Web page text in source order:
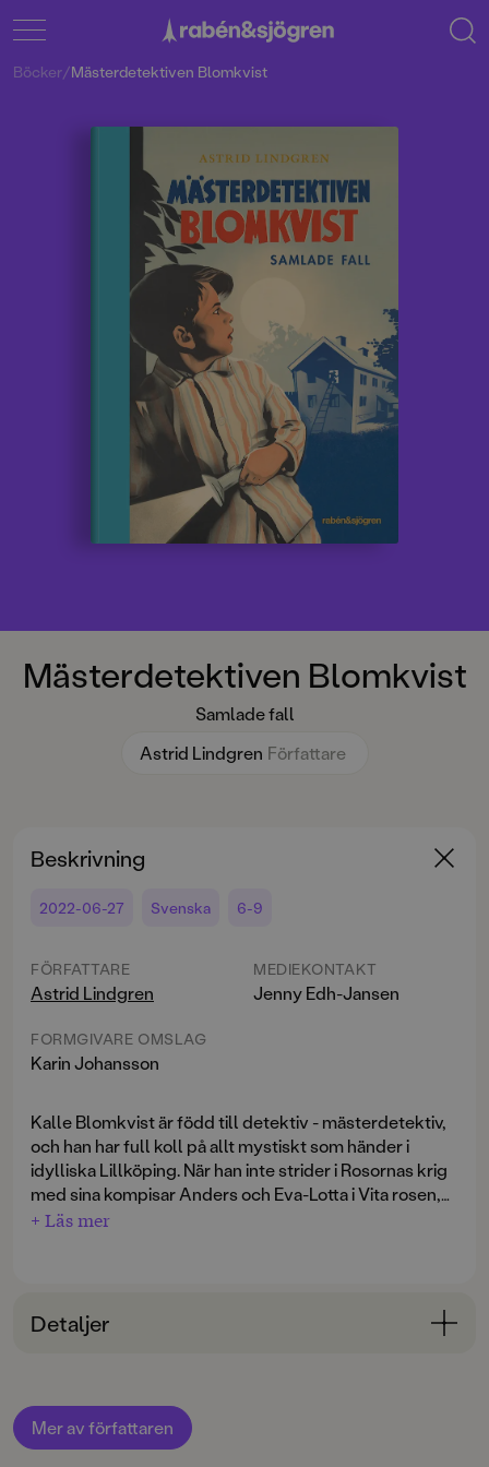
Mästerdetektiven Blomkvist
Samlade fall
Astrid Lindgren Författare
Böcker/Mästerdetektiven Blomkvist
Beskrivning
2022-06-27 Svenska 6-9
FÖRFATTARE
Astrid Lindgren
FORMGIVARE OMSLAG
Karin Johansson
MEDIEKONTAKT
Jenny Edh-Jansen
Kalle Blomkvist är född till detektiv - mästerdetektiv,
och han har full koll på allt mystiskt som händer i
idylliska Lillköping. När han inte strider i Rosornas krig
med sina kompisar Anders och Eva-Lotta i Vita rosen,
så ligger han gärna under päronträdet hemma på
kunnat föreställa sig.
+ Läs mer
Detaljer
ÅLDERSGRUPP
6-9
Mer av författaren